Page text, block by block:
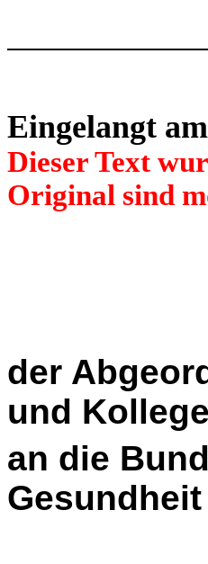
Eingelangt
Dieser Text
Original sind
der
und
an die